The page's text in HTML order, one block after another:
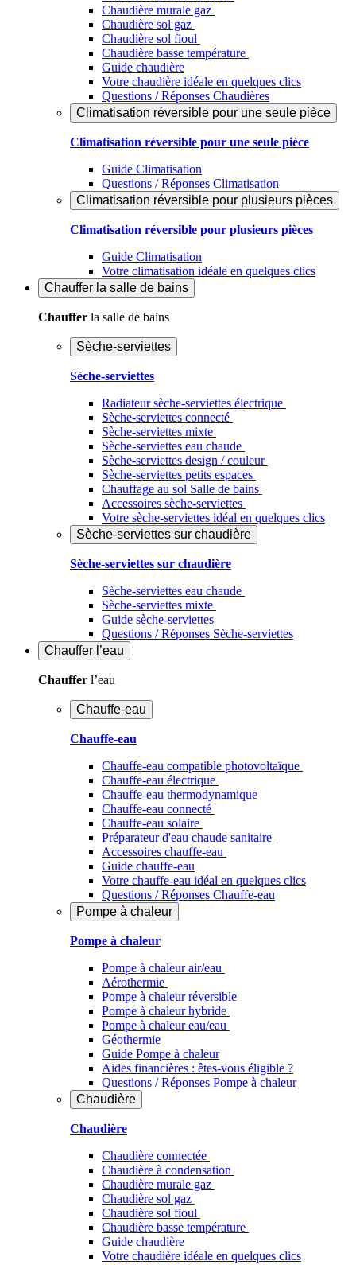
Chaudière murale gaz
Chaudière sol gaz
Chaudière sol fioul
Chaudière basse température
Guide chaudière
Votre chaudière idéale en quelques clics
Questions / Réponses Chaudières
Climatisation réversible pour une seule pièce
Climatisation réversible pour une seule pièce
Guide Climatisation
Questions / Réponses Climatisation
Climatisation réversible pour plusieurs pièces
Climatisation réversible pour plusieurs pièces
Guide Climatisation
Votre climatisation idéale en quelques clics
Chauffer la salle de bains
Chauffer la salle de bains
Sèche-serviettes
Sèche-serviettes
Radiateur sèche-serviettes électrique
Sèche-serviettes connecté
Sèche-serviettes mixte
Sèche-serviettes eau chaude
Sèche-serviettes design / couleur
Sèche-serviettes petits espaces
Chauffage au sol Salle de bains
Accessoires sèche-serviettes
Votre sèche-serviettes idéal en quelques clics
Sèche-serviettes sur chaudière
Sèche-serviettes sur chaudière
Sèche-serviettes eau chaude
Sèche-serviettes mixte
Guide sèche-serviettes
Questions / Réponses Sèche-serviettes
Chauffer l’eau
Chauffer l’eau
Chauffe-eau
Chauffe-eau
Chauffe-eau compatible photovoltaïque
Chauffe-eau électrique
Chauffe-eau thermodynamique
Chauffe-eau connecté
Chauffe-eau solaire
Préparateur d'eau chaude sanitaire
Accessoires chauffe-eau
Guide chauffe-eau
Votre chauffe-eau idéal en quelques clics
Questions / Réponses Chauffe-eau
Pompe à chaleur
Pompe à chaleur
Pompe à chaleur air/eau
Aérothermie
Pompe à chaleur réversible
Pompe à chaleur hybride
Pompe à chaleur​ eau/eau
Géothermie
Guide Pompe à chaleur
Aides financières : êtes-vous éligible ?
Questions / Réponses Pompe à chaleur
Chaudière
Chaudière
Chaudière connectée
Chaudière à condensation
Chaudière murale gaz
Chaudière sol gaz
Chaudière sol fioul
Chaudière basse température
Guide chaudière
Votre chaudière idéale en quelques clics